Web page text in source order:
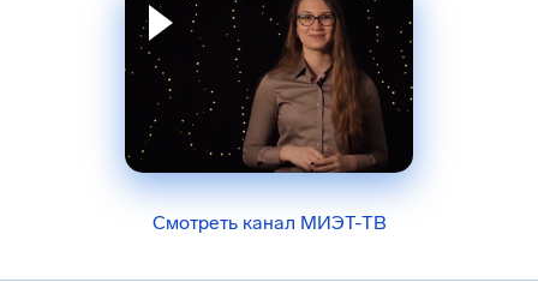
Смотреть канал МИЭТ-ТВ